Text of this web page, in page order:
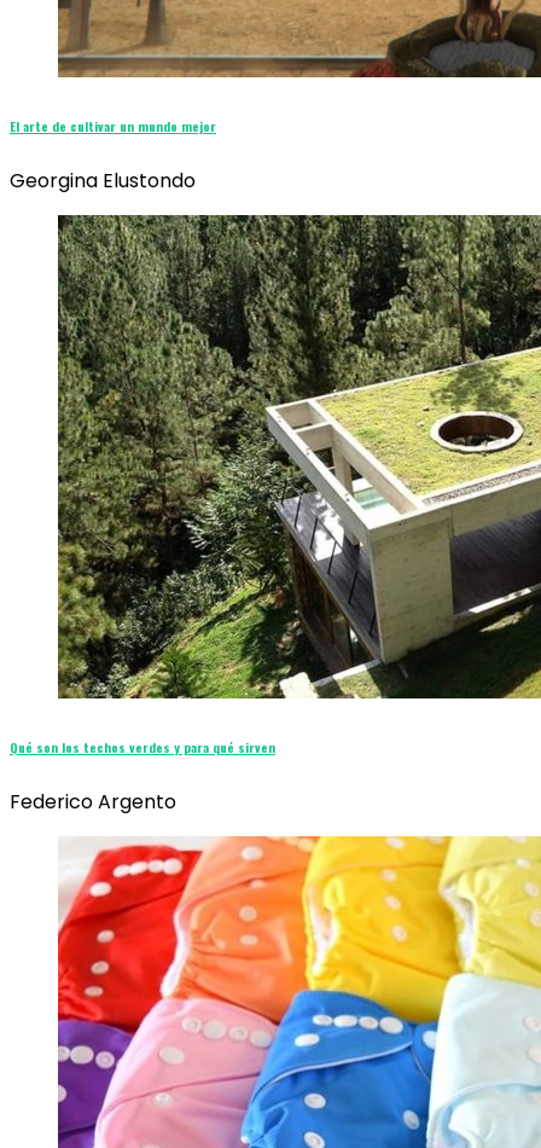
El arte de cultivar un mundo mejor
Georgina Elustondo
Qué son los techos verdes y para qué sirven
Federico Argento